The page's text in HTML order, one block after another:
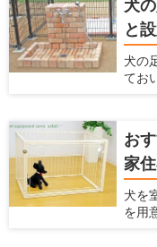
す。
ペッ
は犬
紹介
提案
る人
犬
と
犬の
てお
て
るだ
原因
犬と
愛犬
要な
お
家住
犬を
を用